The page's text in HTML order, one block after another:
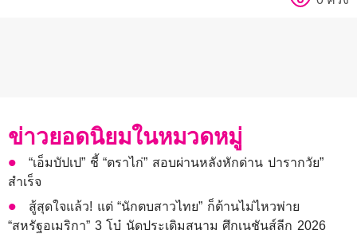
ข่าวยอดนิยมในหมวดหมู่
“เอ็มบัปเป” ชี้ “ตราไก่” สอบผ่านหลังหักด่าน ปารากวัย”
สำเร็จ
สู้สุดใจแล้ว! แต่ “นักตบสาวไทย” ก็ต้านไม่ไหวพ่าย
“สหรัฐอเมริกา” 3 โบ๋ นัดประเดิมสนาม ศึกเนชันส์ลีก 2026